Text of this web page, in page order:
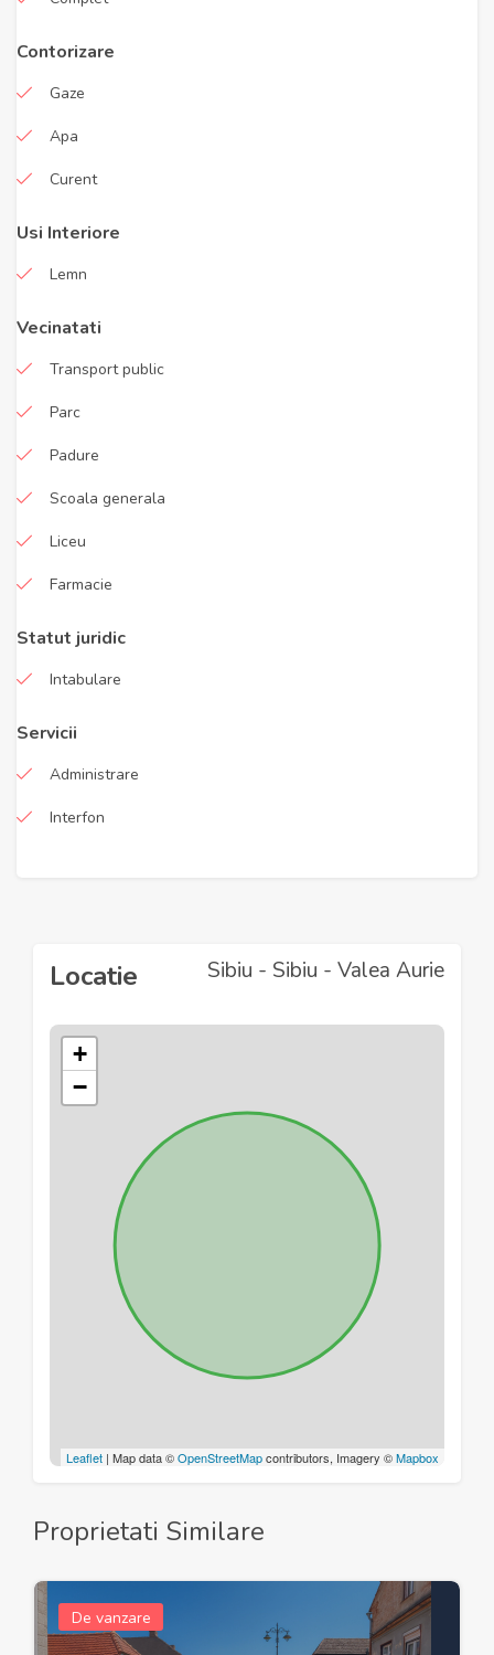
Contorizare
Gaze
Apa
Curent
Usi Interiore
Lemn
Vecinatati
Transport public
Parc
Padure
Scoala generala
Liceu
Farmacie
Statut juridic
Intabulare
Servicii
Administrare
Interfon
Locatie Sibiu - Sibiu - Valea Aurie
+
−
Leaflet | Map data ©OpenStreetMapcontributors, Imagery ©Mapbox
Proprietati Similare
De vanzare